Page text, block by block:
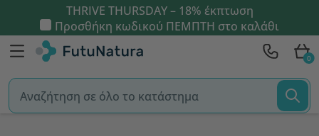
THRIVE THURSDAY – 18% έκπτωση
Προσθήκη κωδικού ΠΕΜΠΤΗ στο καλάθι
0